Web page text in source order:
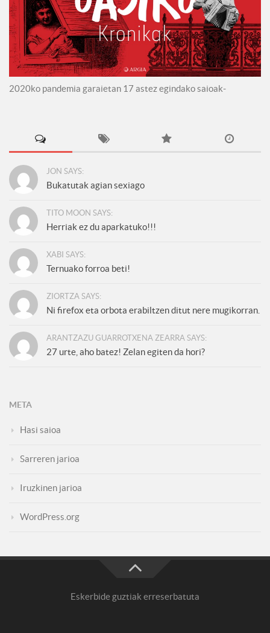
2020ko pandemia garaietan 17 astez egindako saioak-
JON SAYS:
Bukatutak agian sexiago
TITO MOON SAYS:
Herriak ez du aparkatuko!!!
XABI SAYS:
Ternuako forroa beti!
ZIORTZA SAYS:
Ni firefox eta orbota erabiltzen ditut nere mugikorran.
ARANTZAZU GUARROTXENA ZEARRA SAYS:
27 urte, aho batez! Zelan egiten da hori?
META
Hasi saioa
Sarreren jarioa
Iruzkinen jarioa
WordPress.org
Eskerbide guztiak erreserbatuta